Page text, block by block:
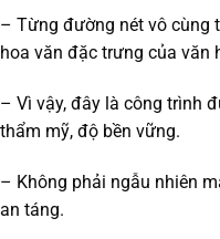
– Từng đường nét vô cùng
hoa văn đặc trưng của văn
– Vì vậy, đây là công trình
thẩm mỹ, độ bền vững.
– Không phải ngẫu nhiên
an táng.